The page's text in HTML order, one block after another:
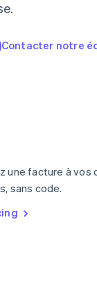
Contacter notre
une facture à vos
sans code.